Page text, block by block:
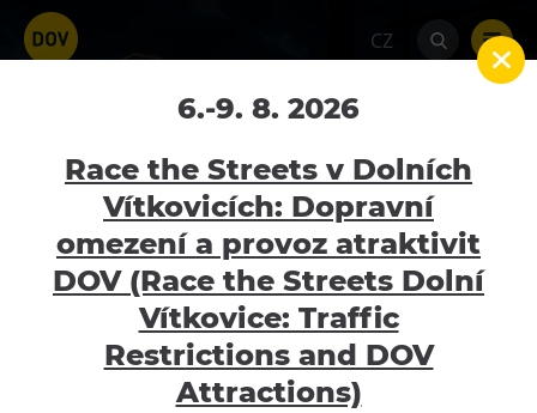
CZ
Kalendář akcí
Home Kalendář akcí
Atraktivity
Bolt Tower
Velký svět techniky
Malý svět techniky U6
Nejbližší akce
6.-9. 8. 2026
Race the Streets v Dolních
Vítkovicích: Dopravní
omezení a provoz atraktivit
DOV (Race the Streets Dolní
Vítkovice: Traffic
Restrictions and DOV
Attractions)